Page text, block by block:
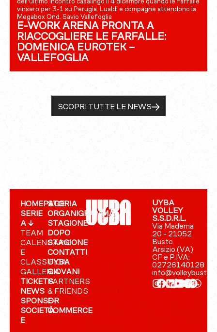
dell'ultimo incontro casalingo il 4 dicembre quando le farfalle
vinsero per 3-1 su Perugia. Lualdi e compagne attendono la
Megabox Ond. Savio Vallefoglia
E-WORK ARENA PRONTA A
RIACCOGLIERE LE FARFALLE:
DOMENICA EUROTEK –
VALLEFOGLIA
SCOPRI TUTTE LE NEWS
HOMEPAGE
SERIE
A ↓
TEAM
CALENDARIO
E
CLASSIFICA
GALLERIA
TICKETS
NEWS
SPONSOR
SOCIETÀ
E
STORIA
ORGANIGRAMMA
STAGIONE
DOPO
STAGIONE
CONTATTI
UYBA
GIOVANI
PARTNERS
& FRIENDS
E-
COMMERCE
UYBA
VOLLEY
S.S.D.R.L.
Via Maderna
20 - 21052
Busto
Arsizio (VA)
CF e P.IVA:
02726140128